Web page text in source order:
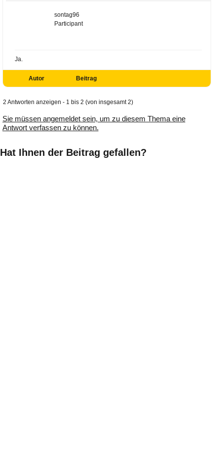
sontag96
Participant
Ja.
Autor Beitrag
2 Antworten anzeigen - 1 bis 2 (von insgesamt 2)
Sie müssen angemeldet sein, um zu diesem Thema eine
Antwort verfassen zu können.
Hat Ihnen der Beitrag gefallen?